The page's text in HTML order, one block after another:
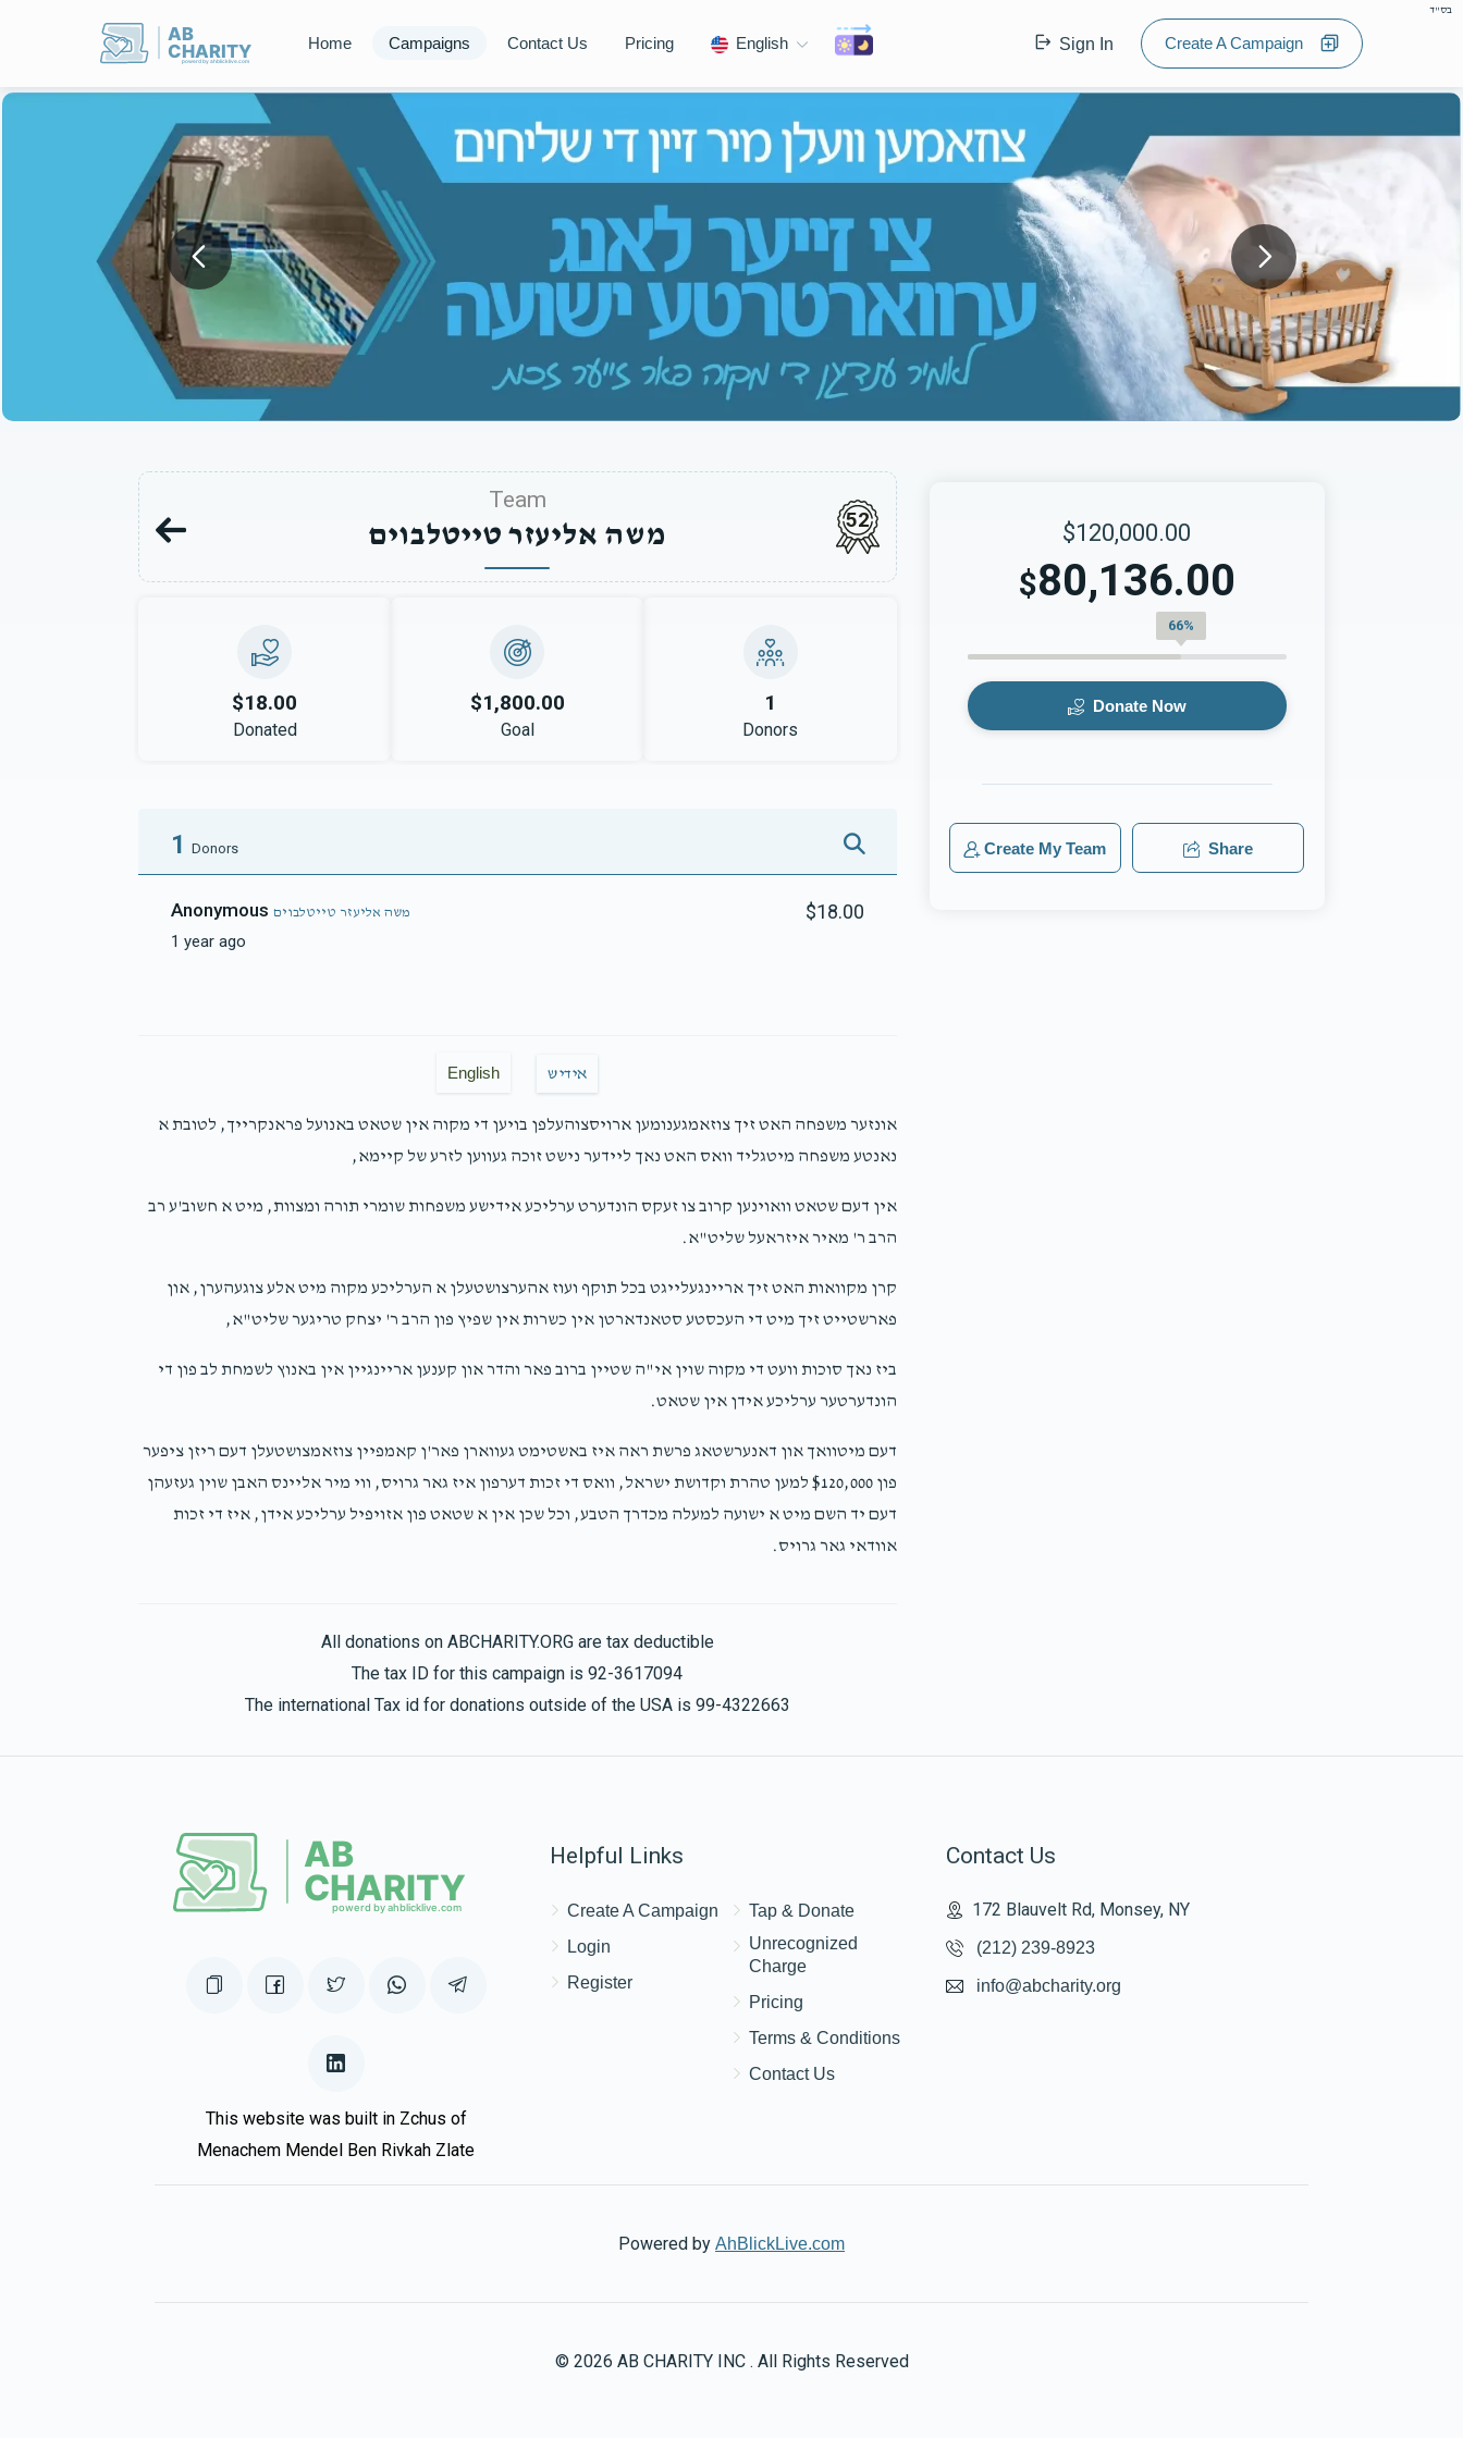
בס"ד
AB
CHARITY
powerd by ahblicklive.com
Home Campaigns Contact Us Pricing English Sign In Create A Campaign
Team
משה אליעזר טייטלבוים 52
$18.00
Donated
$1,800.00
Goal
1
Donors
1 Donors
Anonymous משה אליעזר טייטלבוים
1 year ago
$18.00
English אידיש
אונזער משפחה האט זיך צוזאמגענומען ארויסצוהעלפן בויען די מקוה אין שטאט באנועל פראנקרייך, לטובת א
נאנטע משפחה מיטגליד וואס האט נאך ליידער נישט זוכה געווען לזרע של קיימא,
אין דעם שטאט וואוינען קרוב צו זעקס הונדערט ערליכע אידישע משפחות שומרי תורה ומצוות, מיט א חשוב'ע רב
הרב ר' מאיר איזראעל שליט"א.
קרן מקוואות האט זיך אריינגעלייגט בכל תוקף ועוז אהערצושטעלן א הערליכע מקוה מיט אלע צוגעהערן, און
פארשטייט זיך מיט די העכסטע סטאנדארטן אין כשרות אין שפיץ פון הרב ר' יצחק טריגער שליט"א,
ביז נאך סוכות וועט די מקוה שוין אי"ה שטיין ברוב פאר והדר און קענען אריינגיין אין באנוץ לשמחת לב פון די
הונדערטער ערליכע אידן אין שטאט.
דעם מיטוואך און דאנערשטאג פרשת ראה איז באשטימט געווארן פאר'ן קאמפיין צוזאמצושטעלן דעם ריזן ציפער
פון $120,000 למען טהרת וקדושת ישראל, וואס די זכות דערפון איז גאר גרויס, ווי מיר אליינס האבן שוין געזעהן
דעם יד השם מיט א ישועה למעלה מכדרך הטבע, וכל שכן אין א שטאט פון אזויפיל ערליכע אידן, איז די זכות
אוודאי גאר גרויס.
All donations on ABCHARITY.ORG are tax deductible
The tax ID for this campaign is 92-3617094
The international Tax id for donations outside of the USA is 99-4322663
$120,000.00
$80,136.00
66%
Donate Now
Create My Team Share
This website was built in Zchus of
Menachem Mendel Ben Rivkah Zlate
Helpful Links
Create A Campaign
Login
Register
Tap & Donate
Unrecognized
Charge
Pricing
Terms & Conditions
Contact Us
Contact Us
172 Blauvelt Rd, Monsey, NY
(212) 239-8923
info@abcharity.org
Powered by AhBlickLive.com
© 2026 AB CHARITY INC . All Rights Reserved